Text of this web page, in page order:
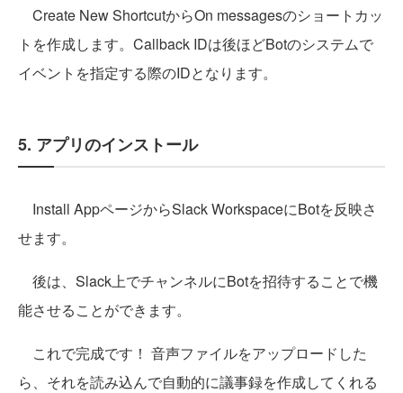
Create New ShortcutからOn messagesのショートカッ
トを作成します。Callback IDは後ほどBotのシステムで
イベントを指定する際のIDとなります。
5. アプリのインストール
Install AppページからSlack WorkspaceにBotを反映さ
せます。
後は、Slack上でチャンネルにBotを招待することで機
能させることができます。
これで完成です！ 音声ファイルをアップロードした
ら、それを読み込んで自動的に議事録を作成してくれる